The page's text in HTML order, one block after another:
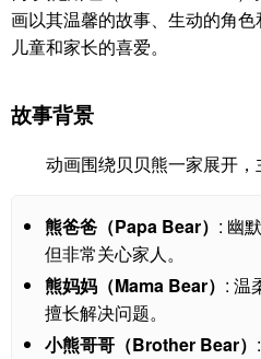
画以其温馨的故事、生动的角
儿童和家长的喜爱。
故事背景
动画围绕贝贝熊一家展开，
熊爸爸（Papa Bear） : 幽
但非常关心家人。
熊妈妈（Mama Bear） : 温
擅长解决问题。
小熊哥哥（Brother Bear）